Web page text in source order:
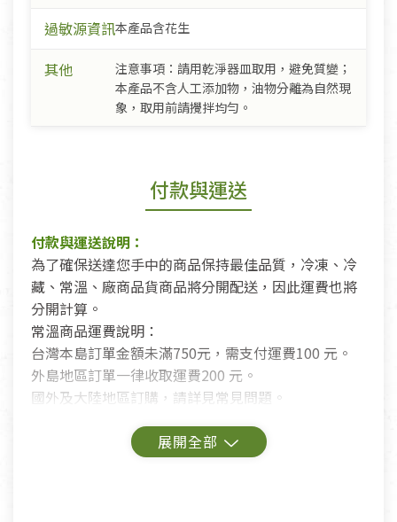
過敏源資訊本產品含花生
其他
注意事項：請用乾淨器皿取用，避免質變；
本產品不含人工添加物，油物分離為自然現
象，取用前請攪拌均勻。
付款與運送
付款與運送說明：
為了確保送達您手中的商品保持最佳品質，冷凍、冷
藏、常溫、廠商品貨商品將分開配送，因此運費也將
分開計算。
常溫商品運費說明：
台灣本島訂單金額未滿750元，需支付運費100 元。
外島地區訂單一律收取運費200 元。
國外及大陸地區訂購，請詳見常見問題。
鑑賞期商品說明：